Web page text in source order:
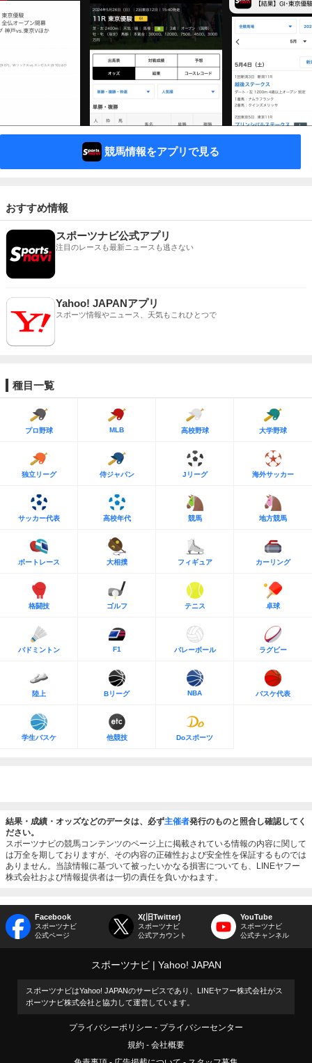
競馬情報をアプリで見る
おすすめ情報
スポーツナビ公式アプリ
注目のレースも最新ニュースも逃さない
Yahoo! JAPANアプリ
スポーツ情報やニュース、天気もこれひとつで
種目一覧
プロ野球 MLB 高校野球 大学野球
独立リーグ 侍ジャパン Jリーグ 海外サッカー
サッカー代表 高校年代 競馬 地方競馬
ボートレース 大相撲 フィギュア カーリング
格闘技 ゴルフ テニス 卓球
バドミントン F1 バレーボール ラグビー
陸上 Bリーグ NBA バスケ代表
学生バスケ 他競技 Doスポーツ
結果・成績・オッズなどのデータは、必ず主催者発行のものと照合し確認してく
ださい。
スポーツナビの競馬コンテンツのページ上に掲載されている情報の内容に関して
は万全を期しておりますが、その内容の正確性および安全性を保証するものでは
ありません。当該情報に基づいて被ったいかなる損害についても、LINEヤフー
株式会社および情報提供者は一切の責任を負いかねます。
Facebook
スポーツナビ
公式ページ
X(旧Twitter)
スポーツナビ
公式アカウント
YouTube
スポーツナビ
公式チャンネル
スポーツナビ Yahoo! JAPAN
スポーツナビはYahoo! JAPANのサービスであり、LINEヤフー株式会社がス
ポーツナビ株式会社と協力して運営しています。
プライバシーポリシー
プライバシーセンター
規約
会社概要